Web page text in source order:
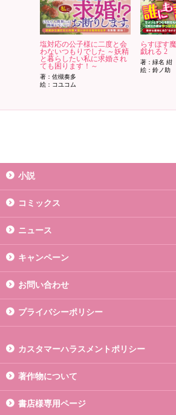
塩対応の公子様に二度と会
わないつもりでした ～妖精
と暮らしたい私に求婚され
ても困ります！～
著：佐槻奏多
絵：コユコム
らすぼす
戯れる 2
著：緑名 紺
絵：鈴ノ助
小説
コミックス
ニュース
キャンペーン
お問い合わせ
プライバシーポリシー
カスタマーハラスメントポリシー
著作物について
書店様専用ページ